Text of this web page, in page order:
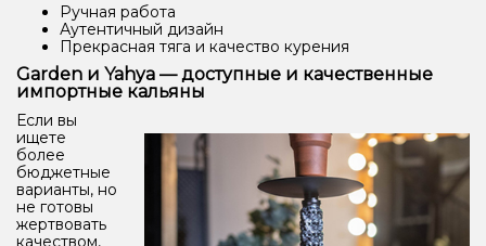
Ручная работа
Аутентичный дизайн
Прекрасная тяга и качество курения
Garden и Yahya — доступные и качественные
импортные кальяны
Если вы
ищете
более
бюджетные
варианты, но
не готовы
жертвовать
качеством,